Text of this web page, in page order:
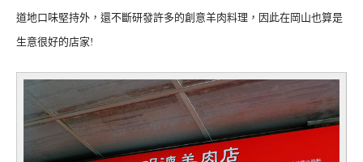
道地口味堅持外，還不斷研發許多的創意羊肉料理，因此在岡山也算是
生意很好的店家!